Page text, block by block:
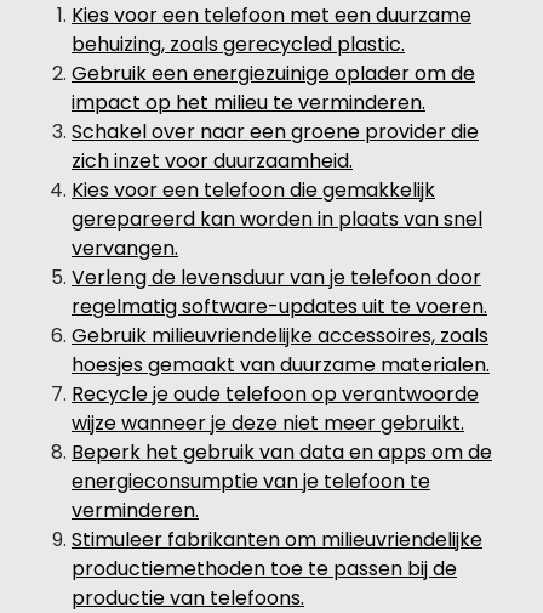
Kies voor een telefoon met een duurzame
behuizing, zoals gerecycled plastic.
Gebruik een energiezuinige oplader om de
impact op het milieu te verminderen.
Schakel over naar een groene provider die
zich inzet voor duurzaamheid.
Kies voor een telefoon die gemakkelijk
gerepareerd kan worden in plaats van snel
vervangen.
Verleng de levensduur van je telefoon door
regelmatig software-updates uit te voeren.
Gebruik milieuvriendelijke accessoires, zoals
hoesjes gemaakt van duurzame materialen.
Recycle je oude telefoon op verantwoorde
wijze wanneer je deze niet meer gebruikt.
Beperk het gebruik van data en apps om de
energieconsumptie van je telefoon te
verminderen.
Stimuleer fabrikanten om milieuvriendelijke
productiemethoden toe te passen bij de
productie van telefoons.